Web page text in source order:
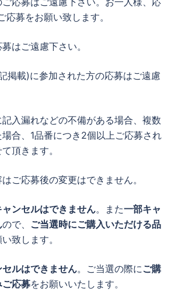
応募をお願い致します。
はご遠慮下さい。
掲載)に参加された方の応募はご遠慮
記入漏れなどの不備がある場合、複数
合、1品番につき2個以上ご応募され
頂きます。
ご応募後の変更はできません。
ャンセルはできません。また一部キャ
ので、 ご当選時にご購入いただける品
致します。
セルはできません。ご当選の際にご購
ご応募をお願いいたします。